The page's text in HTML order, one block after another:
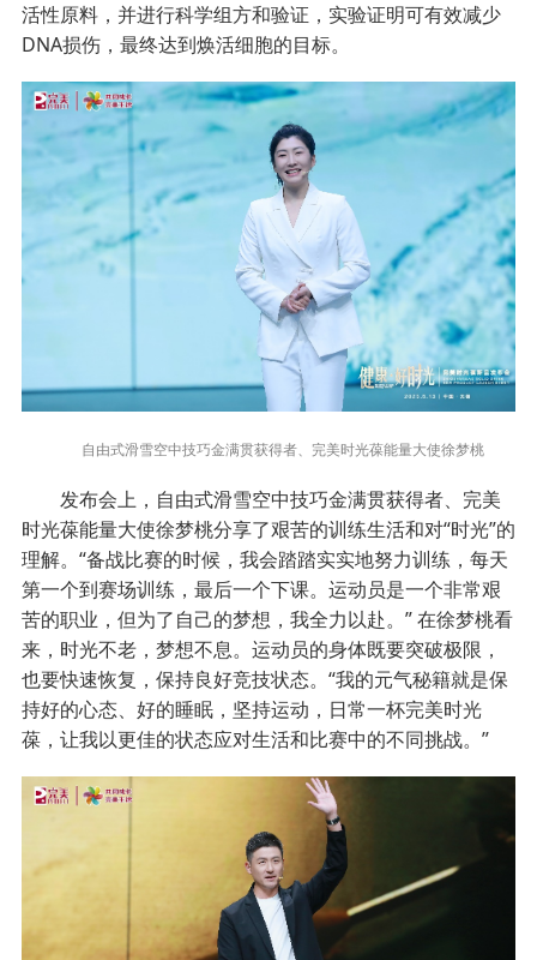
活性原料，并进行科学组方和验证，实验证明可有效减少
DNA损伤，最终达到焕活细胞的目标。
自由式滑雪空中技巧金满贯获得者、完美时光葆能量大使徐梦桃
发布会上，自由式滑雪空中技巧金满贯获得者、完美
时光葆能量大使徐梦桃分享了艰苦的训练生活和对“时光”的
理解。“备战比赛的时候，我会踏踏实实地努力训练，每天
第一个到赛场训练，最后一个下课。运动员是一个非常艰
苦的职业，但为了自己的梦想，我全力以赴。” 在徐梦桃看
来，时光不老，梦想不息。运动员的身体既要突破极限，
也要快速恢复，保持良好竞技状态。“我的元气秘籍就是保
持好的心态、好的睡眠，坚持运动，日常一杯完美时光
葆，让我以更佳的状态应对生活和比赛中的不同挑战。”